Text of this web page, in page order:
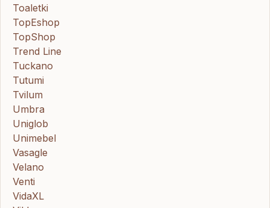
Toaletki
TopEshop
TopShop
Trend Line
Tuckano
Tutumi
Tvilum
Umbra
Uniglob
Unimebel
Vasagle
Velano
Venti
VidaXL